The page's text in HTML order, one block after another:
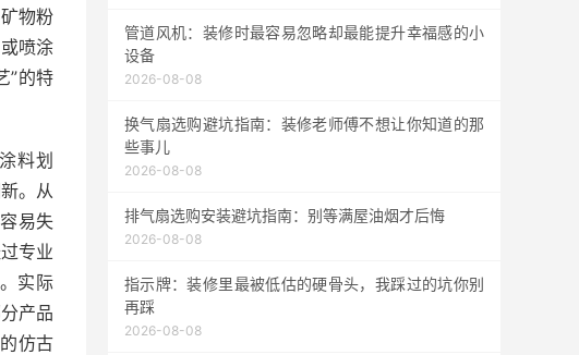
物粉
喷涂
”的特
料划
。从
易失
专业
实际
产品
仿古
管道风机：装修时最容易忽略却最能提升幸福感的小
设备
2026-08-08
换气扇选购避坑指南：装修老师傅不想让你知道的那
些事儿
2026-08-08
排气扇选购安装避坑指南：别等满屋油烟才后悔
2026-08-08
指示牌：装修里最被低估的硬骨头，我踩过的坑你别
再踩
2026-08-08